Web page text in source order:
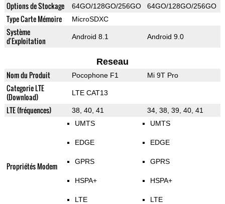
Options de Stockage 64GO/128GO/256GO 64GO/128GO/256GO
Type Carte Mémoire MicroSDXC
Système
d'Exploitation
Android 8.1 Android 9.0
Reseau
Nom du Produit Pocophone F1 Mi 9T Pro
Categorie LTE
(Download)
LTE CAT13
LTE (fréquences) 38, 40, 41 34, 38, 39, 40, 41
Propriétés Modem
UMTS
EDGE
GPRS
HSPA+
LTE
UMTS
EDGE
GPRS
HSPA+
LTE